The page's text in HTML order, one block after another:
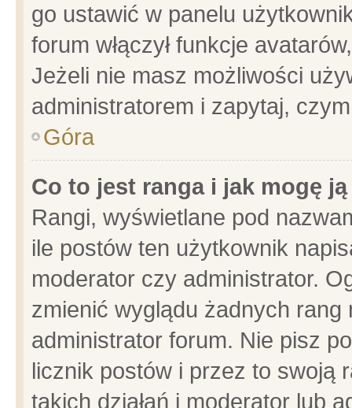
go ustawić w panelu
forum włączył funkcje
Jeżeli nie masz możliwości
administratorem i zapytaj,
Góra
Co to jest ranga i jak mogę
Rangi, wyświetlane pod
ile postów ten użytkownik
moderator czy administrator.
zmienić wyglądu żadnych
administrator forum. Nie pisz
licznik postów i przez to swoją
takich działań i moderator lub